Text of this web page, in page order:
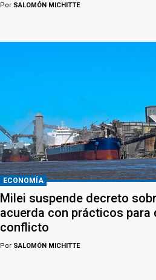
Por SALOMÓN MICHITTE
ECONOMÍA
Milei suspende decreto
acuerda con prácticos para
conflicto
Por SALOMÓN MICHITTE